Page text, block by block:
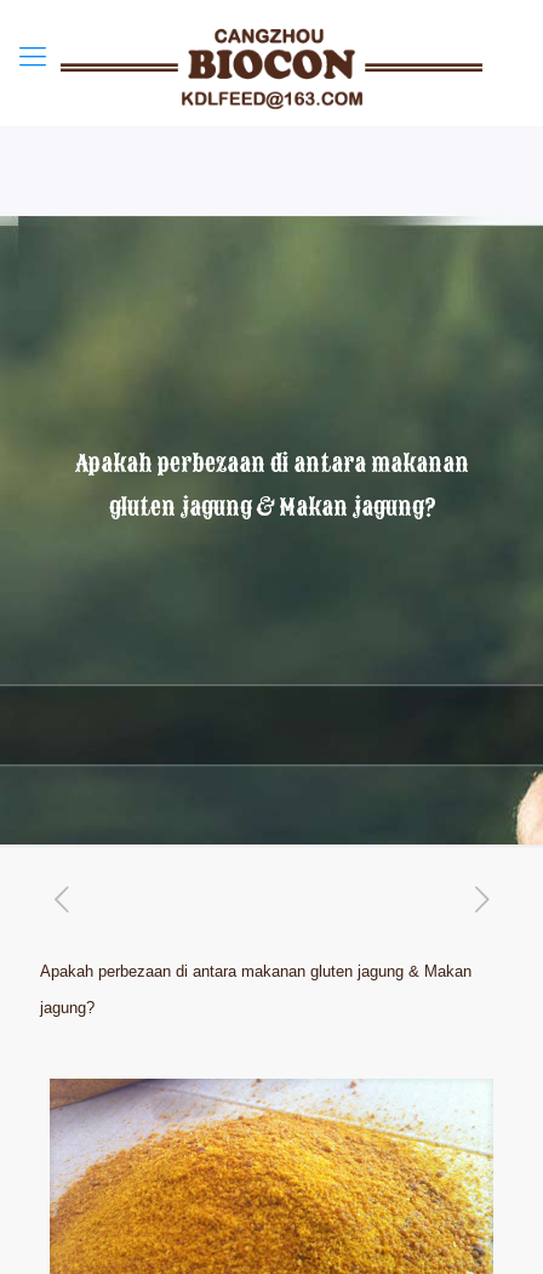
Apakah perbezaan di antara makanan
gluten jagung & Makan jagung?
Apakah perbezaan di antara makanan gluten jagung & Makan
jagung?